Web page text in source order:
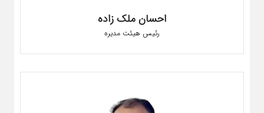
احسان ملک زاده
رئیس هیئت مدیره